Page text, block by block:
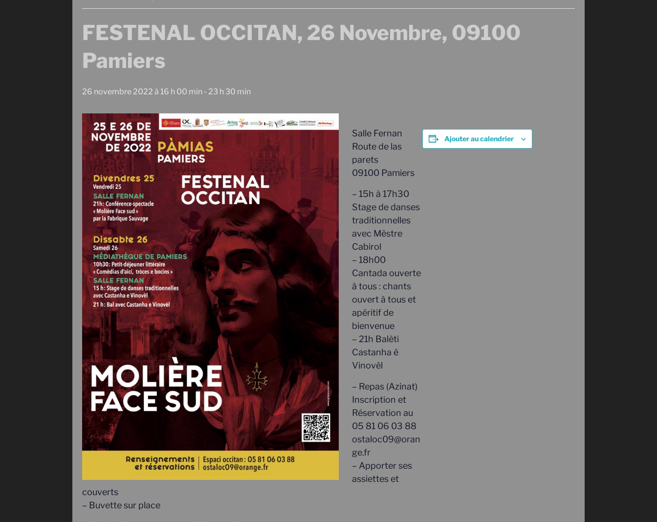
FESTENAL OCCITAN, 26 Novembre, 09100
Pamiers
26 novembre 2022 à 16 h 00 min - 23 h 30 min
Salle Fernan
Route de las
parets
09100 Pamiers
– 15h à 17h30
Stage de danses
traditionnelles
avec Mèstre
Cabirol
– 18h00
Cantada ouverte
à tous : chants
ouvert à tous et
apéritif de
bienvenue
– 21h Balèti
Castanha é
Vinovèl
– Repas (Azinat)
Inscription et
Réservation au
05 81 06 03 88
ostaloc09@oran
ge.fr
– Apporter ses
assiettes et
couverts
– Buvette sur place
Ajouter au calendrier